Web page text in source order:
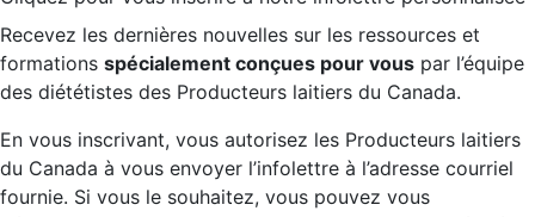
Recevez les dernières nouvelles sur les ressources et
formations spécialement conçues pour vous par l’équipe
des diététistes des Producteurs laitiers du Canada.
En vous inscrivant, vous autorisez les Producteurs laitiers
du Canada à vous envoyer l’infolettre à l’adresse courriel
fournie. Si vous le souhaitez, vous pouvez vous